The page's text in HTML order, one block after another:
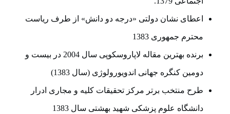
اعطای نشان دولتی «درجه دو دانش» از طرف ریاست
محترم جمهوری 1383
برنده بهترین مقاله لاپاروسکوپی سال 2004 در بیست و
دومین کنگره جهانی اندویورولوژی (سال 1383)
طرح منتخب برتر مرکز تحقیقات کلیه و مجاری ادرار
دانشگاه علوم پزشکی شهید بهشتی سال 1383